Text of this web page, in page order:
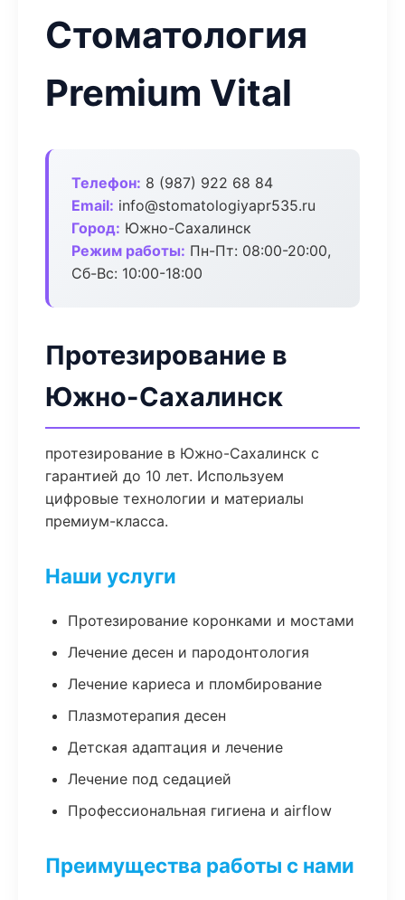
Стоматология
Premium Vital
Телефон: 8 (987) 922 68 84
Email: info@stomatologiyapr535.ru
Город: Южно-Сахалинск
Режим работы: Пн-Пт: 08:00-20:00,
Сб-Вс: 10:00-18:00
Протезирование в
Южно-Сахалинск
протезирование в Южно-Сахалинск с
гарантией до 10 лет. Используем
цифровые технологии и материалы
премиум-класса.
Наши услуги
Протезирование коронками и мостами
Лечение десен и пародонтология
Лечение кариеса и пломбирование
Плазмотерапия десен
Детская адаптация и лечение
Лечение под седацией
Профессиональная гигиена и airflow
Преимущества работы с нами